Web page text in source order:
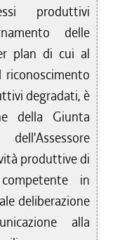
produttivi
delle
plan di cui al
riconoscimento
degradati, è
della Giunta
produttive di
in
deliberazione
alla